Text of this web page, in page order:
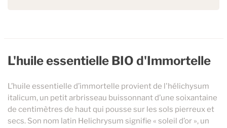
L'huile essentielle BIO d'Immortelle
L’huile essentielle d’immortelle provient de l'hélichysum
italicum, un petit arbrisseau buissonnant d’une soixantaine
de centimètres de haut qui pousse sur les sols pierreux et
secs. Son nom latin Helichrysum signifie « soleil d’or », un